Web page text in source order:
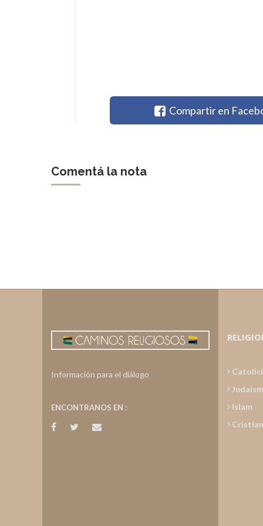
Compartir en
Comentá la nota
Información para el diálogo
ENCONTRANOS EN :
Islam